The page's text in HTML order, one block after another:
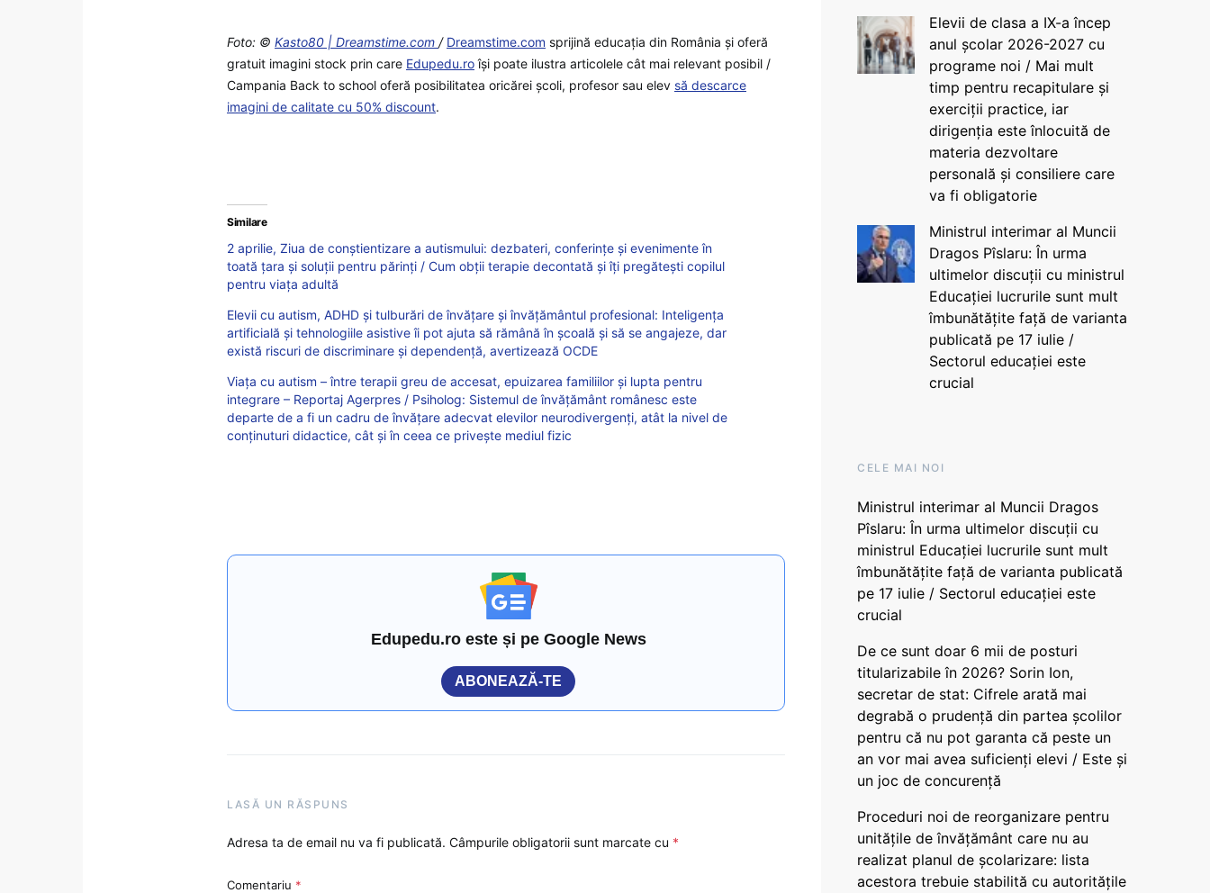
Foto: © Kasto80 | Dreamstime.com / Dreamstime.com sprijină educaţia din România şi oferă
gratuit imagini stock prin care Edupedu.roîşi poate ilustra articolele cât mai relevant posibil /
Campania Back to school oferă posibilitatea oricărei școli, profesor sau elev să descarce
imagini de calitate cu 50% discount.
Similare
2 aprilie, Ziua de conștientizare a autismului: dezbateri, conferințe și evenimente în
toată țara și soluții pentru părinți / Cum obții terapie decontată și îți pregătești copilul
pentru viața adultă
Elevii cu autism, ADHD și tulburări de învățare și învățământul profesional: Inteligența
artificială și tehnologiile asistive îi pot ajuta să rămână în școală și să se angajeze, dar
există riscuri de discriminare și dependență, avertizează OCDE
Viaţa cu autism – între terapii greu de accesat, epuizarea familiilor şi lupta pentru
integrare – Reportaj Agerpres / Psiholog: Sistemul de învăţământ românesc este
departe de a fi un cadru de învăţare adecvat elevilor neurodivergenţi, atât la nivel de
conţinuturi didactice, cât şi în ceea ce priveşte mediul fizic
Edupedu.ro este și pe Google News
ABONEAZĂ-TE
LASĂ UN RĂSPUNS
Adresa ta de email nu va fi publicată. Câmpurile obligatorii sunt marcate cu *
Comentariu *
Elevii de clasa a IX-a încep
anul școlar 2026-2027 cu
programe noi / Mai mult
timp pentru recapitulare și
exerciții practice, iar
dirigenția este înlocuită de
materia dezvoltare
personală și consiliere care
va fi obligatorie
Ministrul interimar al Muncii
Dragos Pîslaru: În urma
ultimelor discuții cu ministrul
Educației lucrurile sunt mult
îmbunătățite față de varianta
publicată pe 17 iulie /
Sectorul educației este
crucial
CELE MAI NOI
Ministrul interimar al Muncii Dragos
Pîslaru: În urma ultimelor discuții cu
ministrul Educației lucrurile sunt mult
îmbunătățite față de varianta publicată
pe 17 iulie / Sectorul educației este
crucial
De ce sunt doar 6 mii de posturi
titularizabile în 2026? Sorin Ion,
secretar de stat: Cifrele arată mai
degrabă o prudență din partea școlilor
pentru că nu pot garanta că peste un
an vor mai avea suficienți elevi / Este și
un joc de concurență
Proceduri noi de reorganizare pentru
unitățile de învățământ care nu au
realizat planul de școlarizare: lista
acestora trebuie stabilită cu autoritățile